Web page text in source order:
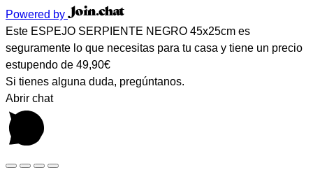
Powered by
Este ESPEJO SERPIENTE NEGRO 45x25cm es
seguramente lo que necesitas para tu casa y tiene un precio
estupendo de 49,90€
Si tienes alguna duda, pregúntanos.
Abrir chat